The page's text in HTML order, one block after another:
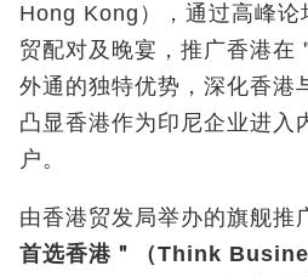
Hong Kong），通过高峰论
贸配对及晚宴，推广香港在
外通的独特优势，深化香港
凸显香港作为印尼企业进入
户。
由香港贸发局举办的旗舰推
首选香港＂（Think